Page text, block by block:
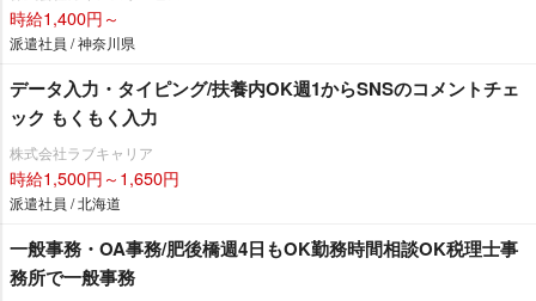
時給1,400円～
派遣社員 / 神奈川県
データ入力・タイピング/扶養内OK週1からSNSのコメントチェ
ック もくもく入力
株式会社ラブキャリア
時給1,500円～1,650円
派遣社員 / 北海道
一般事務・OA事務/肥後橋週4日もOK勤務時間相談OK税理士事
務所で一般事務